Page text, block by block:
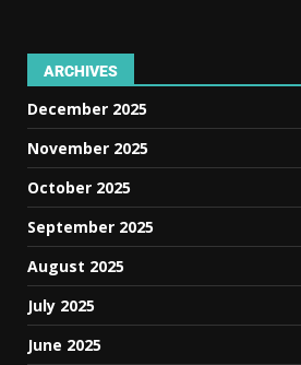
ARCHIVES
December 2025
November 2025
October 2025
September 2025
August 2025
July 2025
June 2025